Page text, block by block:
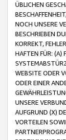
ÜBLICHEN
NOCH UNSERE
BESCHRIEBEN
KORREKT,
HAFTEN FÜR: (A)
WEBSITE ODER
ODER EINER
UNSERE
AUFGRUND (X)
VORTEILEN